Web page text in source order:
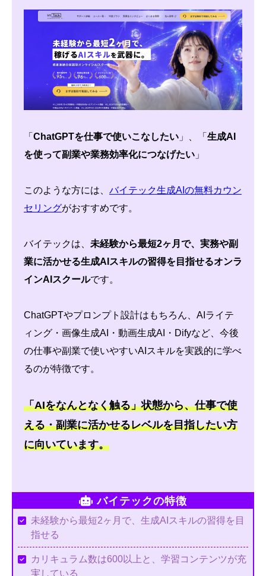
「 ChatGPTを仕事で使いこなしたい 」、「 生成AI
を使って副業や業務効率化につなげたい 」
このような方には、 バイテック生成AIの無料カウン
セリングがおすすめです。
バイテックは、 未経験から最短2ヶ月で、実務や副
業に活かせる生成AIスキルの習得を目指せるオンラ
インAIスクールです。
ChatGPTやプロンプト設計はもちろん、AIライテ
ィング・画像生成AI・動画生成AI・Difyなど、今後
の仕事や副業で使いやすいAIスキルを実践的に学べ
るのが特徴です。
「AIをなんとなく触る」状態から、仕事で使
える・副業に活かせるレベルを目指したい方
に向いています。
バイテックの特徴
未経験から最短2ヶ月で、生成AIスキルの習得を目
指せる
カリキュラム数は600以上と、学習コンテンツが充
実している